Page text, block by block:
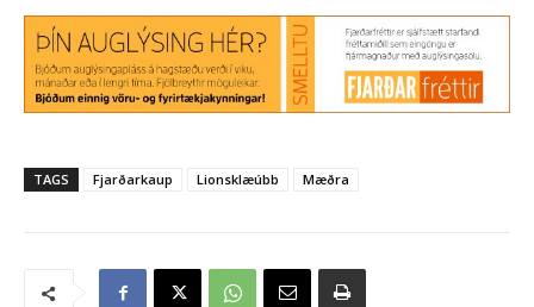
TAGS Fjarðarkaup Lionsklæúbb Mæðra